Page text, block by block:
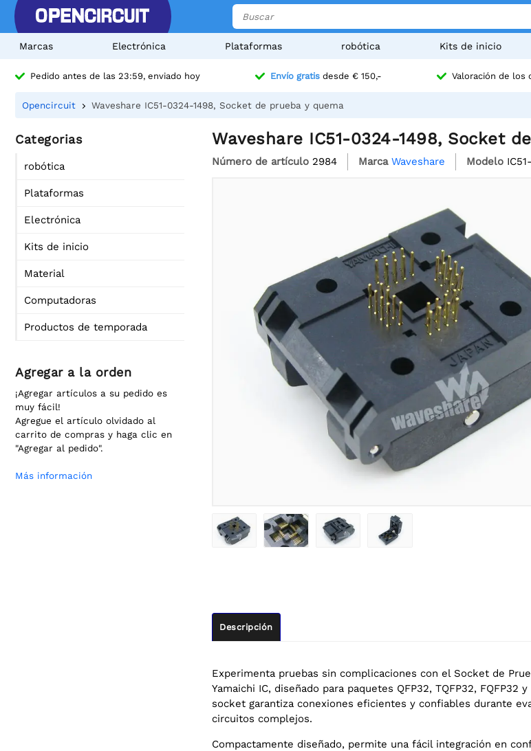
Marcas Electrónica Plataformas robótica Kits de inicio
Pedido antes de las 23:59, enviado hoy Envío gratisdesde € 150,- Valoración de los
Opencircuit Waveshare IC51-0324-1498, Socket de prueba y quema
Categorias
robótica
Plataformas
Electrónica
Kits de inicio
Material
Computadoras
Productos de temporada
Agregar a la orden
¡Agregar artículos a su pedido es
muy fácil!
Agregue el artículo olvidado al
carrito de compras y haga clic en
"Agregar al pedido".
Más información
Waveshare IC51-0324-1498, Socket
Número de artículo 2984 Marca Waveshare Modelo
Descripción
Experimenta pruebas sin complicaciones con el Socket de
Yamaichi IC, diseñado para paquetes QFP32, TQFP32, FQFP32 y
socket garantiza conexiones eficientes y confiables durante
circuitos complejos.
Compactamente diseñado, permite una fácil integración en